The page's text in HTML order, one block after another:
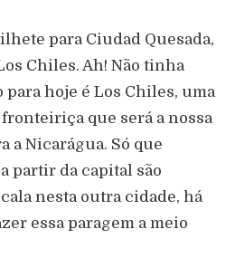
para Ciudad Quesada,
Chiles. Ah! Não tinha
para hoje é Los Chiles, uma
que será a nossa
a Nicarágua. Só que
partir da capital são
nesta outra cidade, há
essa paragem a meio